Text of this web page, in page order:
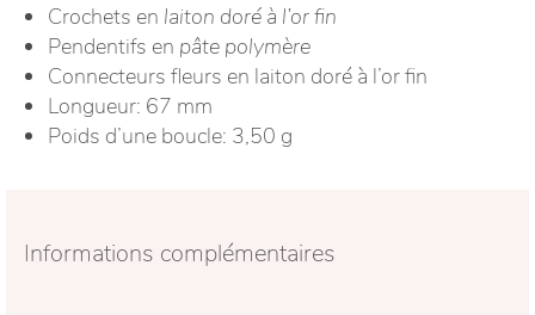
Crochets en laiton doré à l’or fin
Pendentifs en pâte polymère
Connecteurs fleurs en laiton doré à l’or fin
Longueur: 67 mm
Poids d’une boucle: 3,50 g
Informations complémentaires